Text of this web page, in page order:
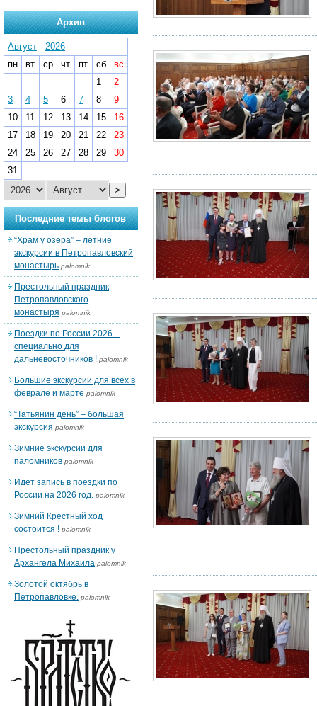
Архив
Август - 2026
пн
вт ср чт пт сб
вс
1
2
3
4 5 6 7 8
9
10
11 12 13 14 15
16
17
18 19 20 21 22
23
24
25 26 27 28 29
30
31
>
Последние темы блогов
“Храм у озера” – летние
экскурсии в Петропавловский
монастырь palomnik
Престольный праздник
Петропавловского
монастыря palomnik
Поездки по России 2026 –
специально для
дальневосточников ! palomnik
Большие экскурсии для всех в
феврале и марте palomnik
“Татьянин день” – большая
экскурсия palomnik
Зимние экскурсии для
паломников palomnik
Идет запись в поездки по
России на 2026 год. palomnik
Зимний Крестный ход
состоится ! palomnik
Престольный праздник у
Архангела Михаила palomnik
Золотой октябрь в
Петропавловке. palomnik